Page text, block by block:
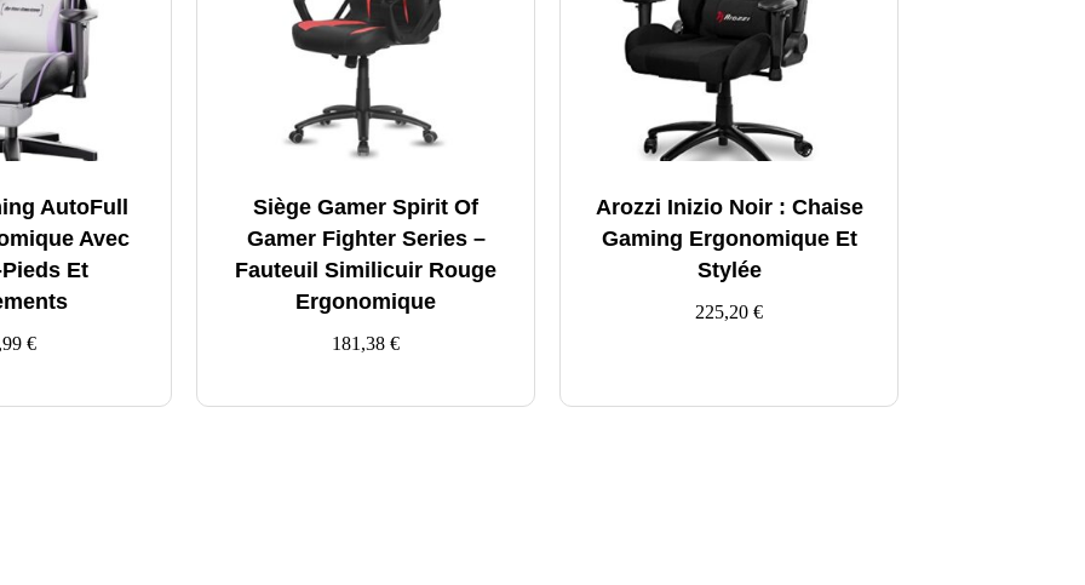
AutoFull
Avec
Et
€
Siège Gamer Spirit Of
Gamer Fighter Series –
Fauteuil Similicuir Rouge
Ergonomique
181,38 €
Arozzi Inizio Noir : Chaise
Gaming Ergonomique Et
Stylée
225,20 €